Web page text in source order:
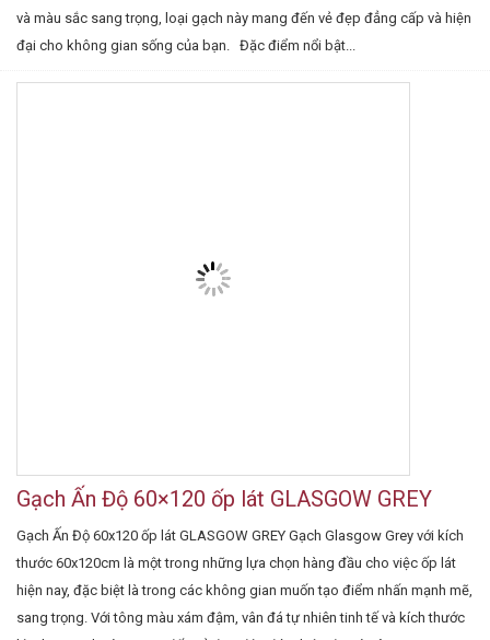
và màu sắc sang trọng, loại gạch này mang đến vẻ đẹp đẳng cấp và hiện
đại cho không gian sống của bạn. Đặc điểm nổi bật...
Gạch Ấn Độ 60×120 ốp lát GLASGOW GREY
Gạch Ấn Độ 60x120 ốp lát GLASGOW GREY Gạch Glasgow Grey với kích
thước 60x120cm là một trong những lựa chọn hàng đầu cho việc ốp lát
hiện nay, đặc biệt là trong các không gian muốn tạo điểm nhấn mạnh mẽ,
sang trọng. Với tông màu xám đậm, vân đá tự nhiên tinh tế và kích thước